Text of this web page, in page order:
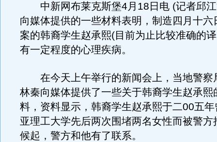
中新网布莱克斯堡4月18日电 (记者邱江
向媒体提供的一些材料表明，制造四月十六
案的韩裔学生赵承熙(目前为止比较准确的
有一定程度的心理疾病。
在今天上午举行的新闻会上，当地警察
林秦向媒体提供了一些关于韩裔学生赵承熙
料，资料显示，韩裔学生赵承熙于二00五
亚理工大学先后两次围堵两名女性而被警方
候起，警方和他有了联系。